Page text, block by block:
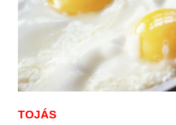
TOJÁS